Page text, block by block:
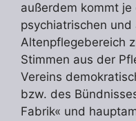
außerdem kommt je
psychiatrischen und
Altenpflegebereich
Stimmen aus der
Vereins
bzw. des
Fabrik« und